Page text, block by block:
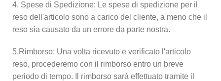
4. Spese di Spedizione: Le spese di spedizione per il
reso dell'articolo sono a carico del cliente, a meno che il
reso sia causato da un errore da parte nostra.
5.Rimborso: Una volta ricevuto e verificato l'articolo
reso, procederemo con il rimborso entro un breve
periodo di tempo. Il rimborso sarà effettuato tramite il